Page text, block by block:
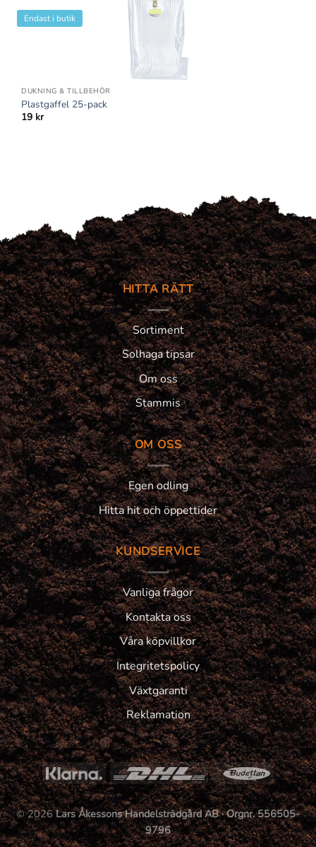
Endast i butik
DUKNING & TILLBEHÖR
Plastgaffel 25-pack
19 kr
HITTA RÄTT
Sortiment
Solhaga tipsar
Om oss
Stammis
OM OSS
Egen odling
Hitta hit och öppettider
KUNDSERVICE
Vanliga frågor
Kontakta oss
Våra köpvillkor
Integritetspolicy
Växtgaranti
Reklamation
© 2026Lars Åkessons Handelsträdgård AB · Orgnr. 556505-
9796